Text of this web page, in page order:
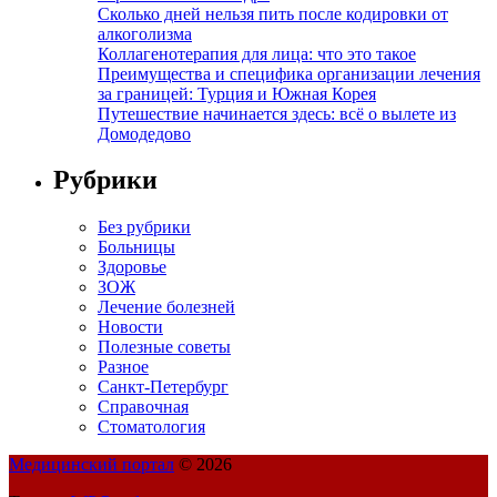
Сколько дней нельзя пить после кодировки от
алкоголизма
Коллагенотерапия для лица: что это такое
Преимущества и специфика организации лечения
за границей: Турция и Южная Корея
Путешествие начинается здесь: всё о вылете из
Домодедово
Рубрики
Без рубрики
Больницы
Здоровье
ЗОЖ
Лечение болезней
Новости
Полезные советы
Разное
Санкт-Петербург
Справочная
Стоматология
Медицинский портал © 2026